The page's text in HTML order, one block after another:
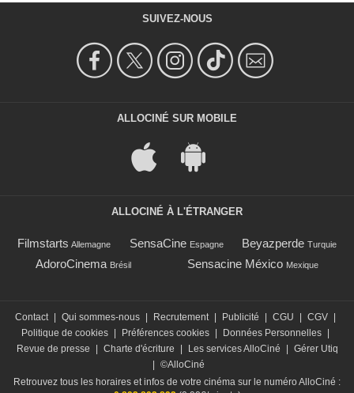
SUIVEZ-NOUS
ALLOCINÉ SUR MOBILE
ALLOCINÉ À L'ÉTRANGER
Filmstarts Allemagne SensaCine Espagne Beyazperde Turquie
AdoroCinema Brésil Sensacine México Mexique
Contact | Qui sommes-nous | Recrutement | Publicité | CGU | CGV |
Politique de cookies | Préférences cookies | Données Personnelles |
Revue de presse
| Charte d'écriture | Les services AlloCiné | Gérer Utiq
| ©AlloCiné
Retrouvez tous les horaires et infos de votre cinéma sur le numéro AlloCiné :